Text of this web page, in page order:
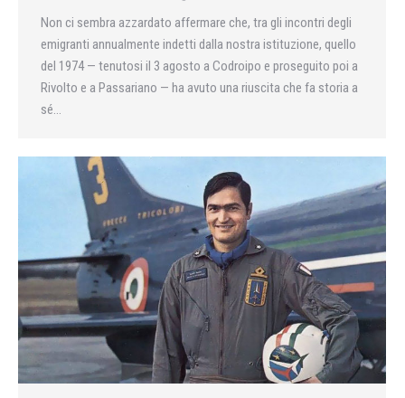
Non ci sembra azzardato affermare che, tra gli incontri degli
emigranti annualmente indetti dalla nostra istituzione, quello
del 1974 — tenutosi il 3 agosto a Codroipo e proseguito poi a
Rivolto e a Passariano — ha avuto una riuscita che fa storia a
sé…